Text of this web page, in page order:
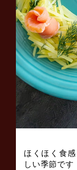
ほくほく食
しい季節です